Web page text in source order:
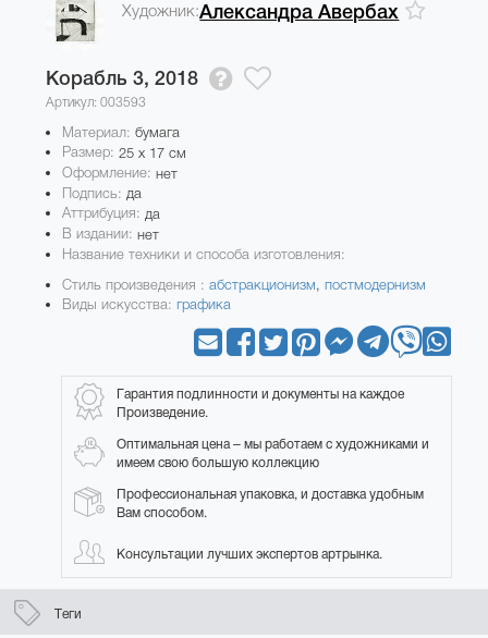
Художник:Александра Авербах
Корабль 3, 2018
Артикул: 003593
Материал: бумага
Размер: 25 x 17 см
Оформление:нет
Подпись: да
Аттрибуция: да
В издании:нет
Название техники и способа изготовления:
Стиль произведения : абстракционизм,постмодернизм
Виды искусства:графика
Гарантия подлинности и документы на каждое
Произведение.
Оптимальная цена – мы работаем с художниками и
имеем свою большую коллекцию
Профессиональная упаковка, и доставка удобным
Вам способом.
Консультации лучших экспертов артрынка.
Теги